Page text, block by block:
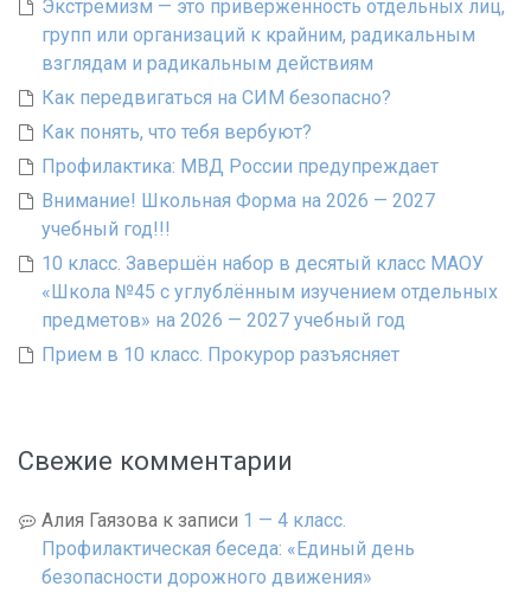
Экстремизм — это приверженность отдельных лиц,
групп или организаций к крайним, радикальным
взглядам и радикальным действиям
Как передвигаться на СИМ безопасно?
Как понять, что тебя вербуют?
Профилактика: МВД России предупреждает
Внимание! Школьная Форма на 2026 — 2027
учебный год!!!
10 класс. Завершён набор в десятый класс МАОУ
«Школа №45 с углублённым изучением отдельных
предметов» на 2026 — 2027 учебный год
Прием в 10 класс. Прокурор разъясняет
Свежие комментарии
Алия Гаязова к записи 1 — 4 класс.
Профилактическая беседа: «Единый день
безопасности дорожного движения»